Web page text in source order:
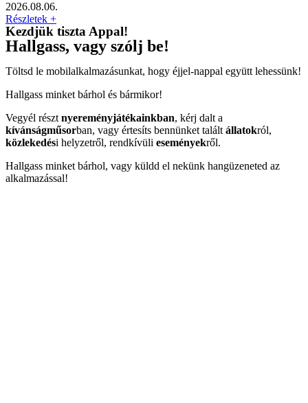
2026.08.06.
Részletek +
Kezdjük tiszta Appal!
Hallgass, vagy szólj be!
Töltsd le mobilalkalmazásunkat, hogy éjjel-nappal együtt lehessünk!
Hallgass minket bárhol és bármikor!
Vegyél részt nyereményjátékainkban, kérj dalt a
kívánságműsorban, vagy értesíts bennünket talált állatokról,
közlekedési helyzetről, rendkívüli eseményekről.
Hallgass minket bárhol, vagy küldd el nekünk hangüzeneted az
alkalmazással!